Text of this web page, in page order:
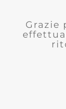
Grazie